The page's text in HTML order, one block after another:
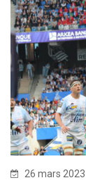
26 mars 2023